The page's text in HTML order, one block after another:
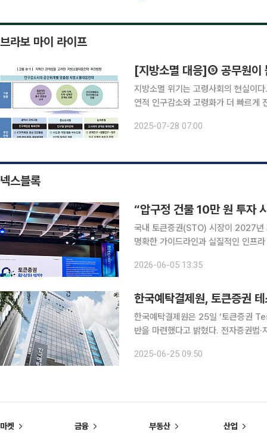
브라보 마이 라이프
[지방소멸 대응]⑤ 공무원이
지방소멸 위기는 고령사회의 현실이
연적 인구감소와 고령화가 더 빠르게
한 맞춤형 지방소멸대응 전략 연구
2025-07-28 07:00
넥스블록
국내 토큰증권(STO) 시장이 2027년
명확한 가이드라인과 실질적인 인프라 구축이 필
화 방안’을 주제로 발표하며 “내년이
2026-06-05 13:35
한국예탁결제원, 토큰증권
한국예탁결제원은 25일 ‘토큰증권
반을 마련했다고 밝혔다. 전자증권법·자본시장법 개정안에 따르면, 토큰증권은 전자증권법상 분산
원장에 기록된 거래정보를 수집해 토
2025-06-25 09:50
마켓 금융 부동산 산업